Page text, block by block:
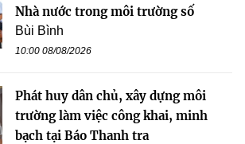
Nhà nước trong môi trường số
Bùi Bình
10:00 08/08/2026
Phát huy dân chủ, xây dựng môi
trường làm việc công khai, minh
bạch tại Báo Thanh tra